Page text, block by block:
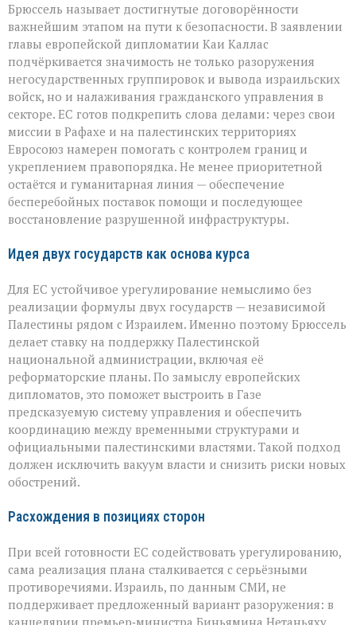
Брюссель называет достигнутые договорённости
важнейшим этапом на пути к безопасности. В заявлении
главы европейской дипломатии Каи Каллас
подчёркивается значимость не только разоружения
негосударственных группировок и вывода израильских
войск, но и налаживания гражданского управления в
секторе. ЕС готов подкрепить слова делами: через свои
миссии в Рафахе и на палестинских территориях
Евросоюз намерен помогать с контролем границ и
укреплением правопорядка. Не менее приоритетной
остаётся и гуманитарная линия — обеспечение
бесперебойных поставок помощи и последующее
восстановление разрушенной инфраструктуры.
Идея двух государств как основа курса
Для ЕС устойчивое урегулирование немыслимо без
реализации формулы двух государств — независимой
Палестины рядом с Израилем. Именно поэтому Брюссель
делает ставку на поддержку Палестинской
национальной администрации, включая её
реформаторские планы. По замыслу европейских
дипломатов, это поможет выстроить в Газе
предсказуемую систему управления и обеспечить
координацию между временными структурами и
официальными палестинскими властями. Такой подход
должен исключить вакуум власти и снизить риски новых
обострений.
Расхождения в позициях сторон
При всей готовности ЕС содействовать урегулированию,
сама реализация плана сталкивается с серьёзными
противоречиями. Израиль, по данным СМИ, не
поддерживает предложенный вариант разоружения: в